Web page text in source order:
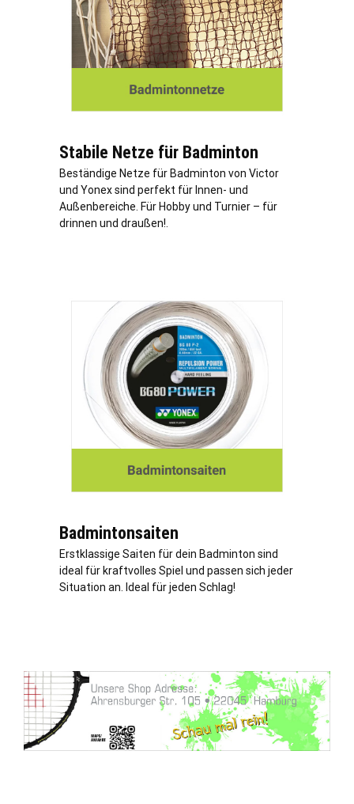
Stabile Netze für Badminton
Beständige Netze für Badminton von Victor
und Yonex sind perfekt für Innen- und
Außenbereiche. Für Hobby und Turnier – für
drinnen und draußen!.
Badmintonsaiten
Erstklassige Saiten für dein Badminton sind
ideal für kraftvolles Spiel und passen sich jeder
Situation an. Ideal für jeden Schlag!